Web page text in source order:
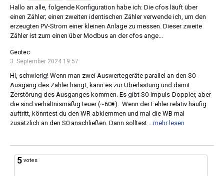
Hallo an alle, folgende Konfiguration habe ich: Die cfos läuft über
einen Zähler; einen zweiten identischen Zähler verwende ich, um den
erzeugten PV-Strom einer kleinen Anlage zu messen. Dieser zweite
Zähler ist zum einen über Modbus an der cfos ange...
Geotec
3. September 2024 19:57
Hi, schwierig! Wenn man zwei Auswertegeräte parallel an den S0-
Ausgang des Zähler hängt, kann es zur Überlastung und damit
Zerstörung des Ausganges kommen. Es gibt S0-Impuls-Doppler, aber
die sind verhältnismäßig teuer (~60€). Wenn der Fehler relativ häufig
auftritt, könntest du den WR abklemmen und mal die WB mal
zusätzlich an den S0 anschließen. Dann solltest
...mehr lesen
5 votes